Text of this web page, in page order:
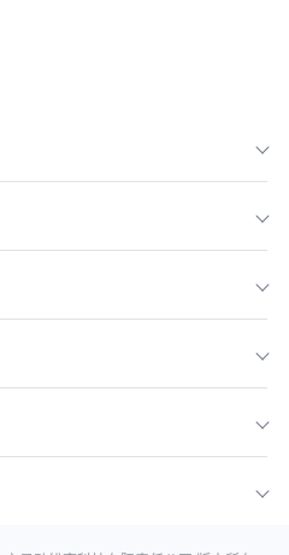
一、变革一：从“手动录入”到“数据自动
互动”，打造极致客户体验
助手”，全面赋能销售个体